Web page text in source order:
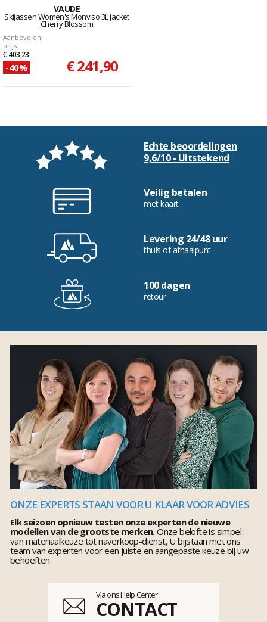
VAUDE
Skijassen Women's Monviso 3L Jacket
Cherry Blossom
Aanbevolen
prijs
€ 403,23
-40% € 241,90
Echte beoordelingen
9,6/10 - Uitstekend
Veilig betalen
met kaart
Levering 24/48 uur
thuis of afhaalpunt
100 dagen
retour
ONZE EXPERTS STAAN VOOR U KLAAR VOOR ADVIES
Elk seizoen opnieuw testen onze experten de nieuwe
modellen van de grootste merken.Onze belofte is simpel :
van materiaalkeuze tot naverkoop-dienst, U bijstaan met ons
team van experten voor een juiste en aangepaste keuze bij uw
behoeften.
Via ons Help Center
CONTACT